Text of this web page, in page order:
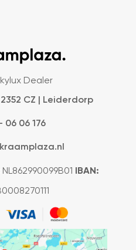
Dealer
CZ | Leiderdorp
06 06 176
NL862990099B01 IBAN: